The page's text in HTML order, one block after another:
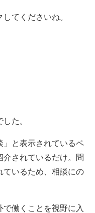
てくださいね。
た。
」と表示されているペ
されているだけ。問
ているため、相談にの
働くことを視野に入